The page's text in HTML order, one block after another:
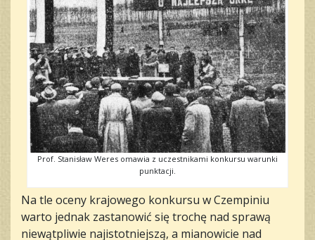
Prof. Stanisław Weres omawia z uczestnikami konkursu warunki
punktacji.
Na tle oceny krajowego konkursu w Czempiniu
warto jednak zastanowić się trochę nad sprawą
niewątpliwie najistotniejszą, a mianowicie nad